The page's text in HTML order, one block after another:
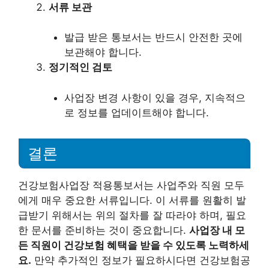
서류 보관
발급 받은 통보서는 반드시 안전한 곳에
보관해야 합니다.
정기적인 검토
사업장 변경 사항이 있을 경우, 지속적으
로 정보를 업데이트해야 합니다.
결론
건강보험사업장 적용통보서는 사업주와 직원 모두
에게 매우 중요한 서류입니다. 이 서류를 원활히 발
급받기 위해서는 위의 절차를 잘 따라야 하며, 필요
한 문서를 준비하는 것이 중요합니다. 사업장 내 모
든 직원이 건강보험 혜택을 받을 수 있도록 노력하세
요. 만약 추가적인 정보가 필요하시다면 건강보험공